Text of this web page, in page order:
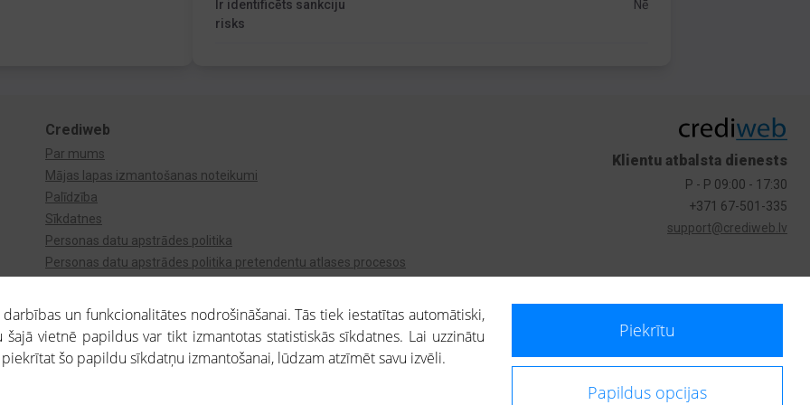
Ir identificēts sankciju
risks
Nē
Crediweb
Par mums
Mājas lapas izmantošanas noteikumi
Palīdzība
Sīkdatnes
Personas datu apstrādes politika
Personas datu apstrādes politika pretendentu atlases procesos
Klientu atbalsta dienests
P - P 09:00 - 17:30
+371 67-501-335
support@crediweb.lv
ietvaros saņemtajai informācijai ir uzziņas raksturs, un tai nav juridiska spēka. Portāla lietotājs, izmantojot portālā saņemto informāciju, ir atbildīgs par fizisko
un funkcionalitātes nodrošināšanai. Tās tiek iestatītas automātiski,
vietnē papildus var tikt izmantotas statistiskās sīkdatnes. Lai uzzinātu
piekrītat šo papildu sīkdatņu izmantošanai, lūdzam atzīmēt savu izvēli.
Piekrītu
Papildus opcijas